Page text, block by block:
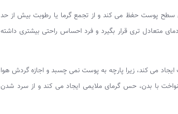
سطح پوست حفظ می‌ کند و از تجمع گرما یا رطوبت بیش از حد
متعادل‌ تری قرار بگیرد و فرد احساس راحتی بیشتری داشته
می‌ کند، زیرا پارچه به پوست نمی‌ چسبد و اجازه گردش هوا
با بدن، حس گرمای ملایمی ایجاد می‌ کند و از سرد شدن